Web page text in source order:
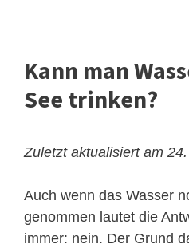
Kann man
See trinken?
Zuletzt aktualisiert am
Auch wenn das Wasser
genommen lautet die
immer: nein. Der Grund